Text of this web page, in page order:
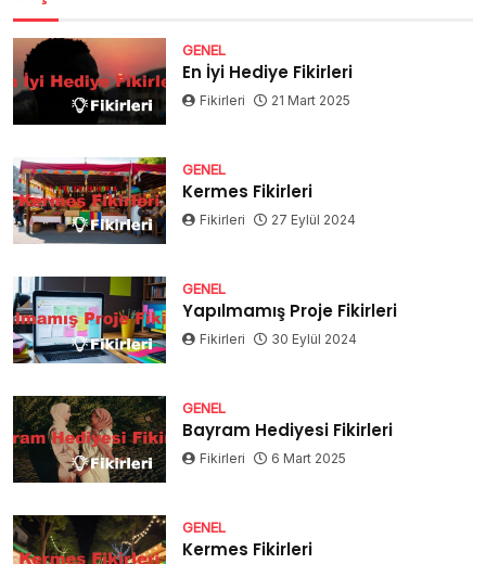
GENEL
En İyi Hediye Fikirleri
Fikirleri 21 Mart 2025
GENEL
Kermes Fikirleri
Fikirleri 27 Eylül 2024
GENEL
Yapılmamış Proje Fikirleri
Fikirleri 30 Eylül 2024
GENEL
Bayram Hediyesi Fikirleri
Fikirleri 6 Mart 2025
GENEL
Kermes Fikirleri